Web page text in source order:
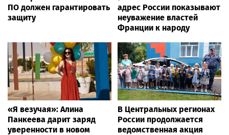
ПО должен гарантировать
защиту
адрес России показывают
неуважение властей
Франции к народу
«Я везучая»: Алина
Панкеева дарит заряд
уверенности в новом
В Центральных регионах
России продолжается
ведомственная акция